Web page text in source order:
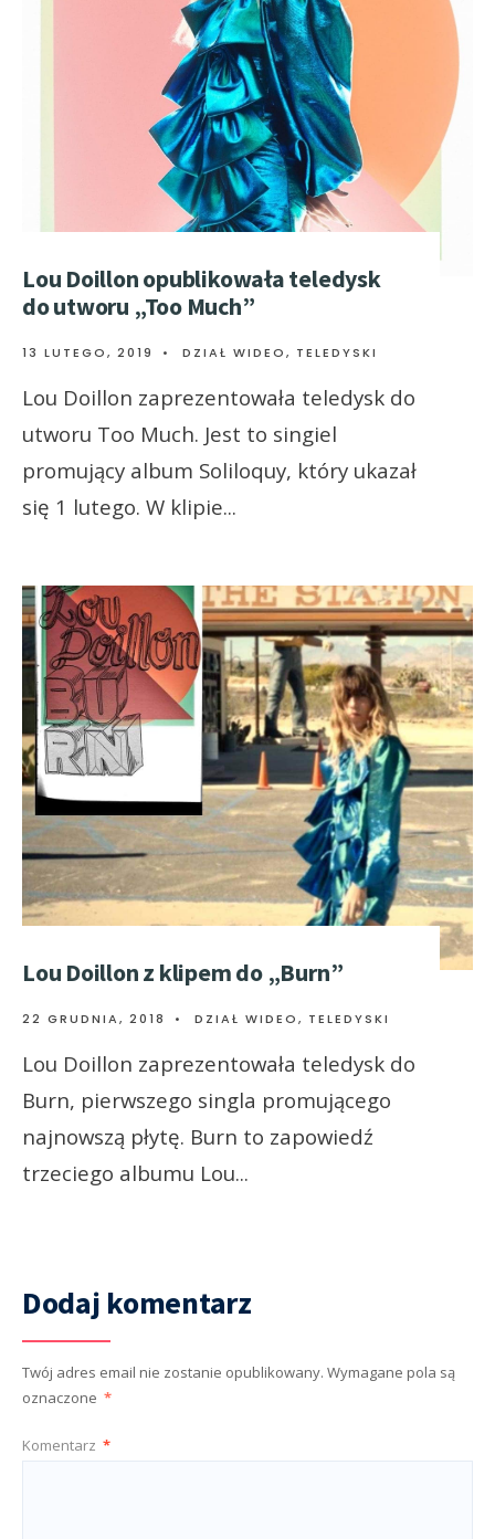
Lou Doillon opublikowała teledysk
do utworu „Too Much”
13 LUTEGO, 2019 • DZIAŁ WIDEO, TELEDYSKI
Lou Doillon zaprezentowała teledysk do
utworu Too Much. Jest to singiel
promujący album Soliloquy, który ukazał
się 1 lutego. W klipie...
Lou Doillon z klipem do „Burn”
22 GRUDNIA, 2018 • DZIAŁ WIDEO, TELEDYSKI
Lou Doillon zaprezentowała teledysk do
Burn, pierwszego singla promującego
najnowszą płytę. Burn to zapowiedź
trzeciego albumu Lou...
Dodaj komentarz
Twój adres email nie zostanie opublikowany. Wymagane pola są
oznaczone *
Komentarz *